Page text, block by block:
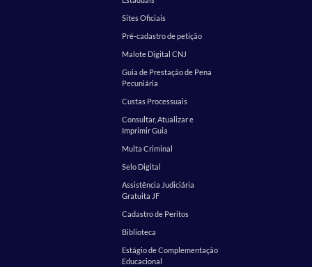
Sites Oficiais
Pré-cadastro de petição
Malote Digital CNJ
Guia de Prestação de Pena
Pecuniária
Custas Processuais
Consultar, Atualizar e
Imprimir Guia
Multa Criminal
Selo Digital
Assistência Judiciária
Gratuita JF
Cadastro de Peritos
Biblioteca
Estágio de Complementação
Educacional